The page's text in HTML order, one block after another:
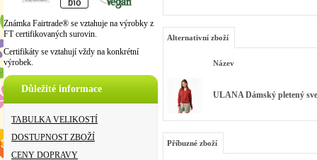
Známka Fairtrade® se vztahuje na výrobky z
FT certifikovaných surovin.
Certifikáty se vztahují vždy na konkrétní
výrobek.
Důležité informace
TABULKA VELIKOSTÍ
DOSTUPNOST ZBOŽÍ
CENY DOPRAVY
Alternativní zboží
Název
ULANA Dámský pletený
Příbuzné zboží